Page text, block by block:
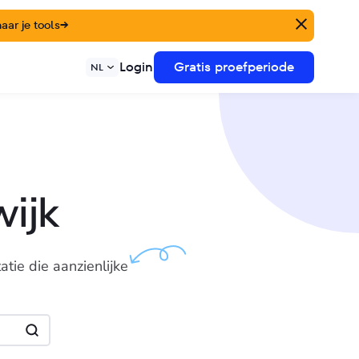
je tools→
NL Login Gratis proefperiode
die aanzienlijke